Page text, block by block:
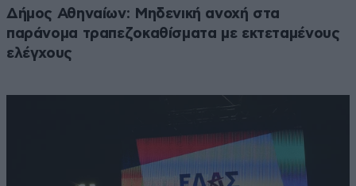
Δήμος Αθηναίων: Μηδενική ανοχή στα
παράνομα τραπεζοκαθίσματα με εκτεταμένους
ελέγχους